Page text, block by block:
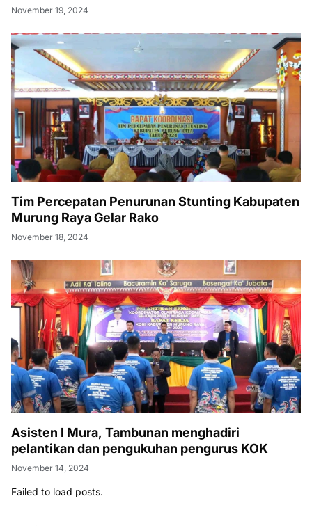
November 19, 2024
Tim Percepatan Penurunan Stunting Kabupaten
Murung Raya Gelar Rako
November 18, 2024
Asisten I Mura, Tambunan menghadiri
pelantikan dan pengukuhan pengurus KOK
November 14, 2024
Failed to load posts.